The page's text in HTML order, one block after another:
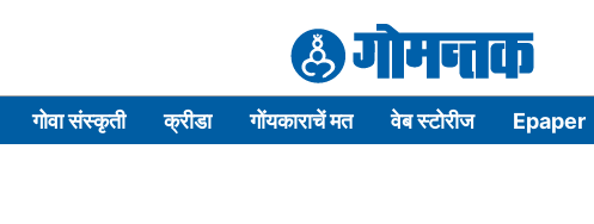
गोवा संस्कृती क्रीडा गोंयकाराचें मत वेब स्टोरीज Epaper